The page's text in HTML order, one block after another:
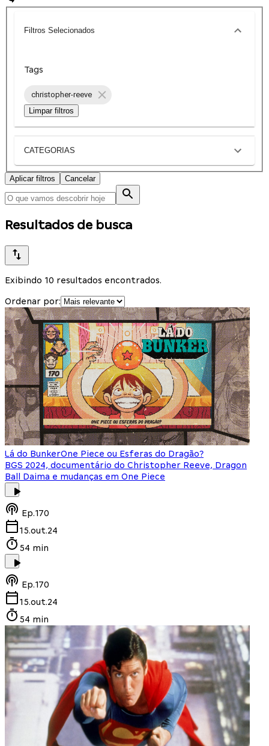
Filtros Selecionados
Tags
christopher-reeve
Limpar filtros
CATEGORIAS
Aplicar filtros Cancelar
Resultados de busca
Exibindo 10 resultados encontrados.
Ordenar por:
Lá do BunkerOne Piece ou Esferas do Dragão?
BGS 2024, documentário do Christopher Reeve, Dragon
Ball Daima e mudanças em One Piece
Ep.170
15.out.24
54 min
Ep.170
15.out.24
54 min